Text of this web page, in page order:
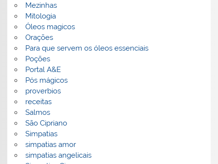
Mezinhas
Mitologia
Óleos magicos
Orações
Para que servem os óleos essenciais
Poções
Portal A&E
Pós mágicos
proverbios
receitas
Salmos
São Cipriano
Simpatias
simpatias amor
simpatias angelicais